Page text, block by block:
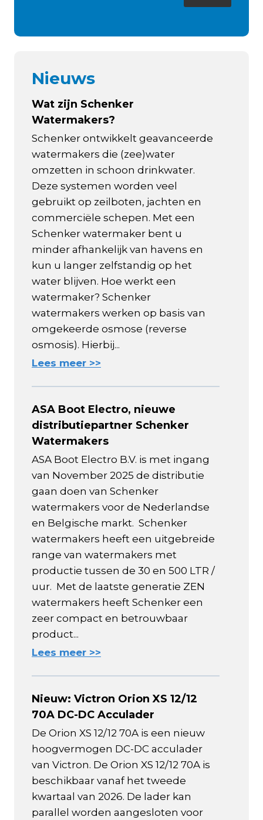
Nieuws
Wat zijn Schenker
Watermakers?
Schenker ontwikkelt geavanceerde
watermakers die (zee)water
omzetten in schoon drinkwater.
Deze systemen worden veel
gebruikt op zeilboten, jachten en
commerciële schepen. Met een
Schenker watermaker bent u
minder afhankelijk van havens en
kun u langer zelfstandig op het
water blijven. Hoe werkt een
watermaker? Schenker
watermakers werken op basis van
omgekeerde osmose (reverse
osmosis). Hierbij...
Lees meer >>
ASA Boot Electro, nieuwe
distributiepartner Schenker
Watermakers
ASA Boot Electro B.V. is met ingang
van November 2025 de distributie
gaan doen van Schenker
watermakers voor de Nederlandse
en Belgische markt. Schenker
watermakers heeft een uitgebreide
range van watermakers met
productie tussen de 30 en 500 LTR /
uur. Met de laatste generatie ZEN
watermakers heeft Schenker een
zeer compact en betrouwbaar
product...
Lees meer >>
Nieuw: Victron Orion XS 12/12
70A DC-DC Acculader
De Orion XS 12/12 70A is een nieuw
hoogvermogen DC-DC acculader
van Victron. De Orion XS 12/12 70A is
beschikbaar vanaf het tweede
kwartaal van 2026. De lader kan
parallel worden aangesloten voor